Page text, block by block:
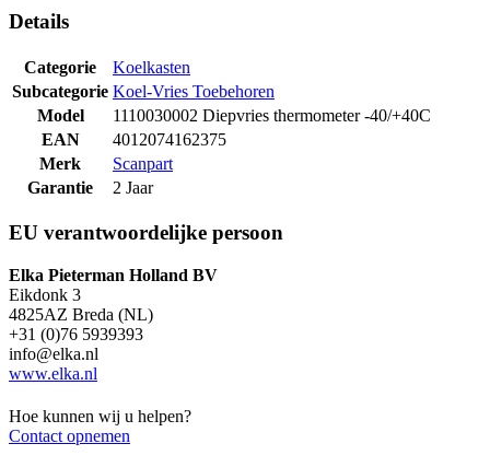
Details
Categorie
Koelkasten
Subcategorie Koel-Vries Toebehoren
Model
1110030002 Diepvries thermometer -40/+40C
EAN
4012074162375
Merk
Scanpart
Garantie
2 Jaar
EU verantwoordelijke persoon
Elka Pieterman Holland BV
Eikdonk 3
4825AZ Breda (NL)
+31 (0)76 5939393
info@elka.nl
www.elka.nl
Hoe kunnen wij u helpen?
Contact opnemen